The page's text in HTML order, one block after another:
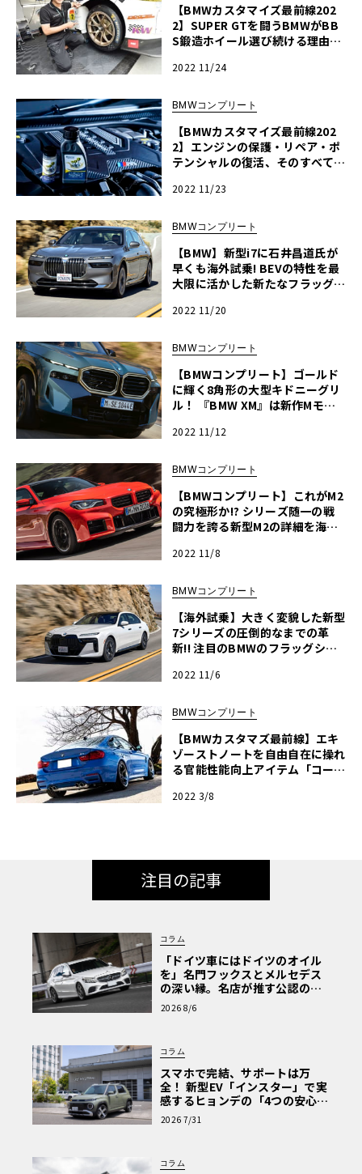
【BMWカスタマイズ最前線202
2】SUPER GTを闘うBMWがBB
S鍛造ホイール選び続ける理由を
2022 11/24
BMWコンプリート
【BMWカスタマイズ最前線202
2】エンジンの保護・リペア・ポ
テンシャルの復活、そのすべてが
テック・パワーショット』
2022 11/23
BMWコンプリート
【BMW】新型i7に石井昌道氏が
早くも海外試乗! BEVの特性を最
大限に活かした新たなフラッグシ
2022 11/20
BMWコンプリート
【BMWコンプリート】ゴールド
に輝く8角形の大型キドニーグリ
ル！ 『BMW XM』は新作Mモデ
2022 11/12
BMWコンプリート
【BMWコンプリート】これがM2
の究極形か!? シリーズ随一の戦
闘力を誇る新型M2の詳細を海外
2022 11/8
BMWコンプリート
【海外試乗】大きく変貌した新型
7シリーズの圧倒的なまでの革
新!! 注目のBMWのフラッグシッ
レッション
2022 11/6
BMWコンプリート
【BMWカスタマズ最前線】エキ
ゾーストノートを自由自在に操れ
る官能性能向上アイテム「コード
リーズ」
2022 3/8
注目の記事
コラム
「ドイツ車にはドイツのオイル
を」名門フックスとメルセデス
の深い縁。名店が推す公認の安
心と、Cクラスで味わうシルキー
な走り〈PR〉
2026 8/6
コラム
スマホで完結、サポートは万
全！ 新型EV「インスター」で実
感するヒョンデの「4つの安心」
【第1回・ヒョンデ6つの疑問：
Why? Hyundai?】〈PR〉
2026 7/31
コラム